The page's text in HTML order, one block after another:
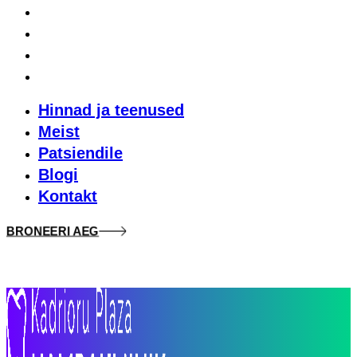
Hinnad ja teenused
Meist
Patsiendile
Blogi
Kontakt
BRONEERI AEG